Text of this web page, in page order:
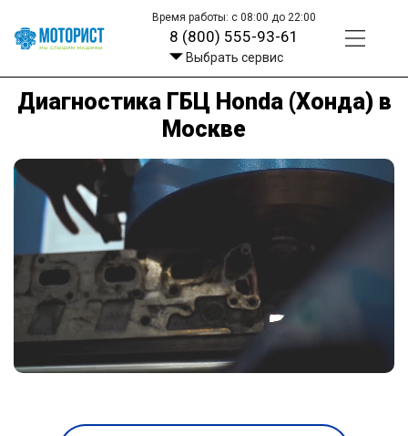
Время работы: с 08:00 до 22:00
8 (800) 555-93-61
Выбрать сервис
Диагностика ГБЦ Honda (Хонда) в
Москве